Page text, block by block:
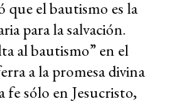
el bautismo es la
para la salvación.
al bautismo” en el
a la promesa divina
fe sólo en Jesucristo,